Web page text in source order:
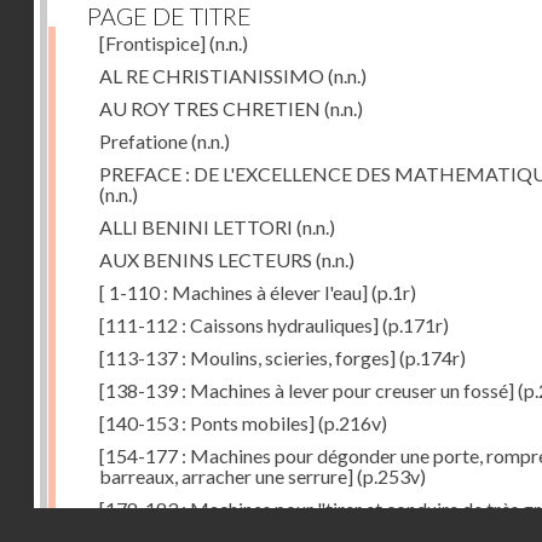
PAGE DE TITRE
[Frontispice](n.n.)
AL RE CHRISTIANISSIMO (n.n.)
AU ROY TRES CHRETIEN (n.n.)
Prefatione(n.n.)
PREFACE : DE L'EXCELLENCE DES
(n.n.)
ALLI BENINI LETTORI (n.n.)
AUX BENINS LECTEURS (n.n.)
[ 1-110 : Machines à élever l'eau](p.1r)
[111-112 : Caissons hydrauliques](p.171r)
[113-137 : Moulins, scieries, forges](p.174r)
[138-139 : Machines à lever pour creuser un fossé]
[140-153 : Ponts mobiles](p.216v)
[154-177 : Machines pour dégonder une porte,
barreaux, arracher une serrure](p.253v)
[178-183 : Machines pour "tirer et conduire de très